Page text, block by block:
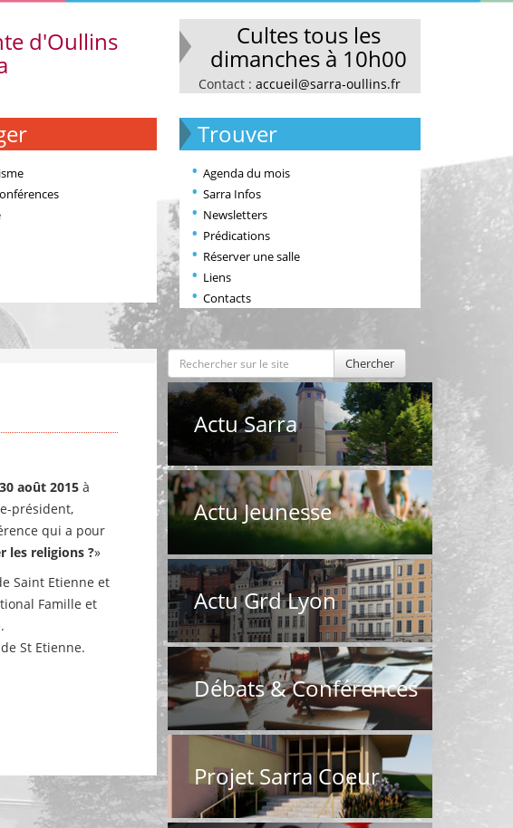
d'Oullins Cultes tous les
dimanches à 10h00
Contact :accueil@sarra-oullins.fr
Trouver
Agenda du mois
Sarra Infos
Newsletters
Prédications
Réserver une salle
Liens
Contacts
août 2015 à
président,
qui a pour
les religions ?»
Saint Etienne et
Famille et
St Etienne.
Chercher
Actu Sarra
Actu Jeunesse
Actu Grd Lyon
Débats & Conférences
Projet Sarra Coeur